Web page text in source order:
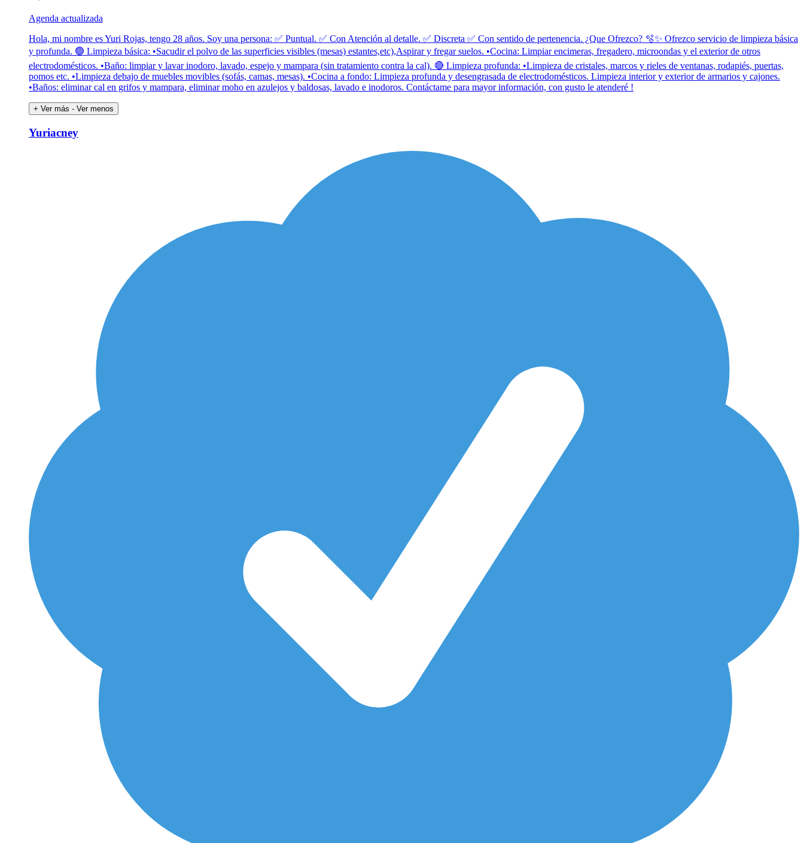
Agenda actualizada
Hola, mi nombre es Yuri Rojas, tengo 28 años. Soy una persona: ✅ Puntual. ✅ Con Atención al detalle. ✅ Discreta ✅ Con sentido de pertenencia. ¿Que Ofrezco? 🫧✨ Ofrezco servicio de limpieza básica
y profunda. 🟢 Limpieza básica: •Sacudir el polvo de las superficies visibles (mesas) estantes,etc),Aspirar y fregar suelos. •Cocina: Limpiar encimeras, fregadero, microondas y el exterior de otros
electrodomésticos. •Baño: limpiar y lavar inodoro, lavado, espejo y mampara (sin tratamiento contra la cal). 🔴 Limpieza profunda: •Limpieza de cristales, marcos y rieles de ventanas, rodapiés, puertas,
pomos etc. •Limpieza debajo de muebles movibles (sofás, camas, mesas). •Cocina a fondo: Limpieza profunda y desengrasada de electrodomésticos. Limpieza interior y exterior de armarios y cajones.
•Baños: eliminar cal en grifos y mampara, eliminar moho en azulejos y baldosas, lavado e inodoros. Contáctame para mayor información, con gusto le atenderé !
+ Ver más - Ver menos
Yuriacney